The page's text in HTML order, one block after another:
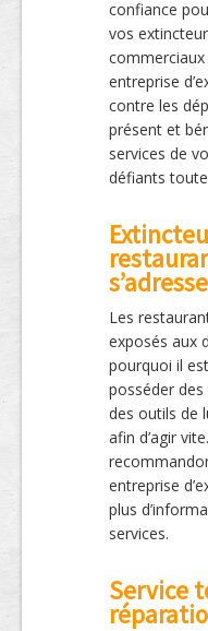
confiance
vos
entreprise
contre les
présent et
services de
défiants
Les
exposés aux
pourquoi il
posséder des
des outils de
afin d’agir
entreprise
plus
services.
Service